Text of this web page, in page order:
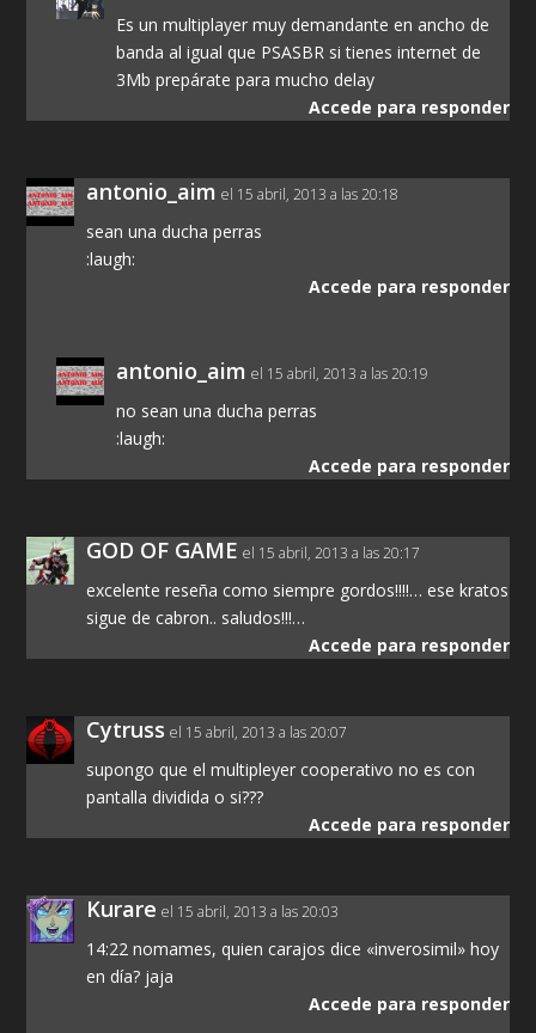
Es un multiplayer muy demandante en ancho de
banda al igual que PSASBR si tienes internet de
3Mb prepárate para mucho delay
Accede para responder
antonio_aim el 15 abril, 2013 a las 20:18
sean una ducha perras
:laugh:
Accede para responder
antonio_aim el 15 abril, 2013 a las 20:19
no sean una ducha perras
:laugh:
Accede para responder
GOD OF GAME el 15 abril, 2013 a las 20:17
excelente reseña como siempre gordos!!!!… ese kratos
sigue de cabron.. saludos!!!…
Accede para responder
Cytruss el 15 abril, 2013 a las 20:07
supongo que el multipleyer cooperativo no es con
pantalla dividida o si???
Accede para responder
Kurare el 15 abril, 2013 a las 20:03
14:22 nomames, quien carajos dice «inverosimil» hoy
en día? jaja
Accede para responder